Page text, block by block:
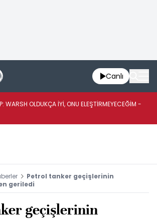
Canlı
WARSH OLDUKÇA İYİ, ONU ELEŞTİRMEYECEĞİM -
Petrol tanker geçişlerinin
geriledi
geçişlerinin